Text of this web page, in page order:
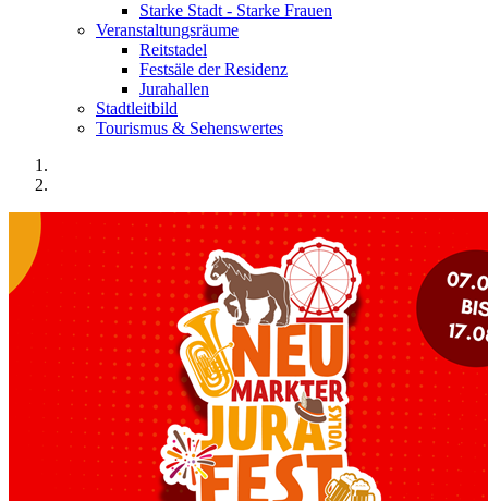
Starke Stadt - Starke Frauen
Veranstaltungsräume
Reitstadel
Festsäle der Residenz
Jurahallen
Stadtleitbild
Tourismus & Sehenswertes